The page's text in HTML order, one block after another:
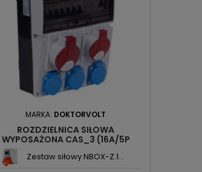
MARKA: DOKTORVOLT
ROZDZIELNICA SIŁOWA
WYPOSAŻONA CAS_3 (16A/5P
32A/5P 3X230V) IP54 DV-8126-F
DOKTORVOLT
Zestaw siłowy NBOX-Z.1...